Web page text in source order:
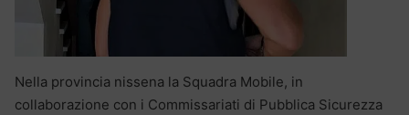
Nella provincia nissena la Squadra Mobile, in
collaborazione con i Commissariati di Pubblica Sicurezza